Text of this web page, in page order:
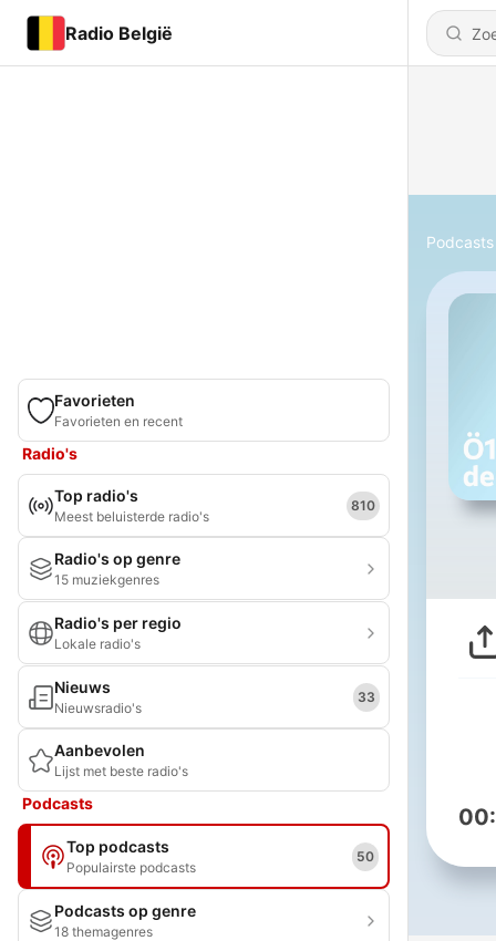
Radio België
Favorieten
Favorieten en recent
Radio's
Top radio's
Meest beluisterde radio's
810
Radio's op genre
15 muziekgenres
Radio's per regio
Lokale radio's
Nieuws
Nieuwsradio's
33
Aanbevolen
Lijst met beste radio's
Podcasts
Top podcasts
Populairste podcasts
50
Podcasts op genre
18 themagenres
Podcasts